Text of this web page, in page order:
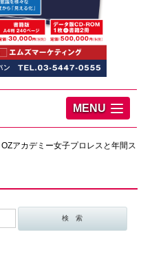
MENU
OZアカデミー女子プロレスと年間ス